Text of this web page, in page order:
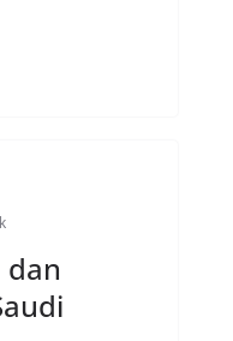
dan